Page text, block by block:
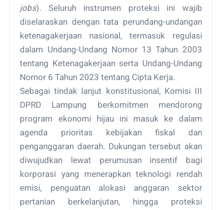
jobs). Seluruh instrumen proteksi ini wajib
diselaraskan dengan tata perundang-undangan
ketenagakerjaan nasional, termasuk regulasi
dalam Undang-Undang Nomor 13 Tahun 2003
tentang Ketenagakerjaan serta Undang-Undang
Nomor 6 Tahun 2023 tentang Cipta Kerja.
Sebagai tindak lanjut konstitusional, Komisi III
DPRD Lampung berkomitmen mendorong
program ekonomi hijau ini masuk ke dalam
agenda prioritas kebijakan fiskal dan
penganggaran daerah. Dukungan tersebut akan
diwujudkan lewat perumusan insentif bagi
korporasi yang menerapkan teknologi rendah
emisi, penguatan alokasi anggaran sektor
pertanian berkelanjutan, hingga proteksi